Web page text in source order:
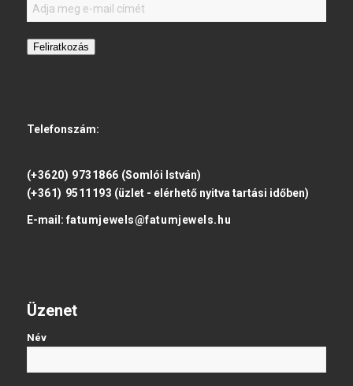
Feliratkozás
Telefonszám:
(+3620) 9731866 (Somlói István)
(+361) 9511193 (üzlet - elérhető nyitva tartási időben)
E-mail: fatumjewels@fatumjewels.hu
Üzenet
Név